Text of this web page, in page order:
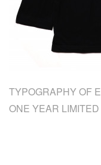
TYPOGRAPHY OF
ONE YEAR LIMITED